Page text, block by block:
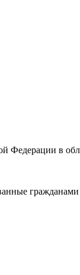
Федерации в